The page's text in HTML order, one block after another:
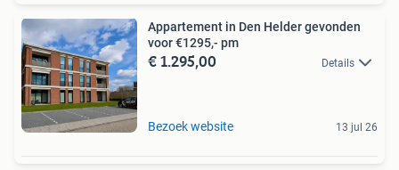
Appartement in Den Helder gevonden
voor €1295,- pm
€ 1.295,00 Details
Bezoek website 13 jul 26